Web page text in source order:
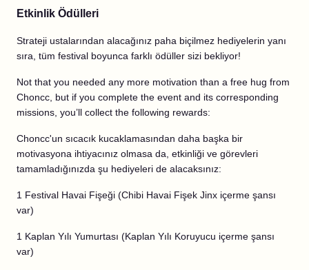
Etkinlik Ödülleri
Strateji ustalarından alacağınız paha biçilmez hediyelerin yanı
sıra, tüm festival boyunca farklı ödüller sizi bekliyor!
Not that you needed any more motivation than a free hug from
Choncc, but if you complete the event and its corresponding
missions, you’ll collect the following rewards:
Choncc'un sıcacık kucaklamasından daha başka bir
motivasyona ihtiyacınız olmasa da, etkinliği ve görevleri
tamamladığınızda şu hediyeleri de alacaksınız:
1 Festival Havai Fişeği (Chibi Havai Fişek Jinx içerme şansı
var)
1 Kaplan Yılı Yumurtası (Kaplan Yılı Koruyucu içerme şansı
var)